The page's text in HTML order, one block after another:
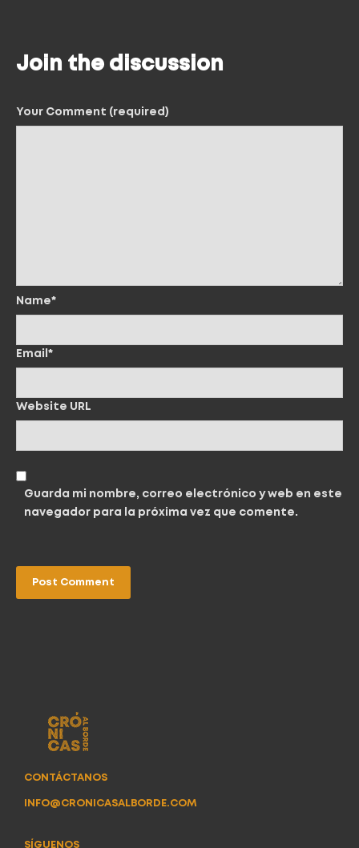
Join the discussion
Your Comment (required)
Name*
Email*
Website URL
Guarda mi nombre, correo electrónico y web en este
navegador para la próxima vez que comente.
CONTÁCTANOS
INFO@CRONICASALBORDE.COM
SÍGUENOS